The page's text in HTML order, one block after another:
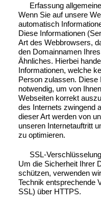
Erfassung
Wenn Sie auf unsere
automatisch
Diese Informationen
Art des Webbrowsers,
den Domainnamen
Ähnliches. Hierbei
Informationen, welche
Person zulassen. Diese
notwendig, um von
Webseiten korrekt
des Internets zwingend
dieser Art werden von
unseren Internetauftritt
zu optimieren.
SSL-Verschlüsselung
Um die Sicherheit Ihrer
schützen, verwenden
Technik entsprechende
SSL) über HTTPS.